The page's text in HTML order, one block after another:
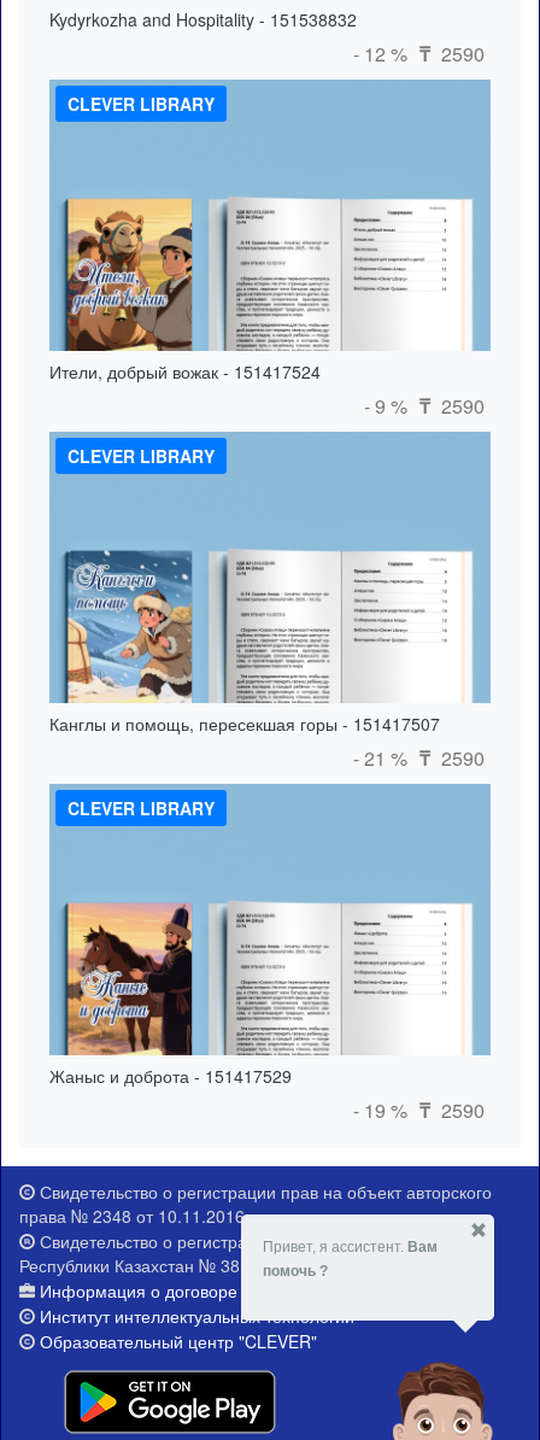
Kydyrkozha and Hospitality - 151538832
- 12 % ₸ 2590
CLEVER LIBRARY
Ители, добрый вожак - 151417524
- 9 % ₸ 2590
CLEVER LIBRARY
Канглы и помощь, пересекшая горы - 151417507
- 21 % ₸ 2590
CLEVER LIBRARY
Жаныс и доброта - 151417529
- 19 % ₸ 2590
Свидетельство о регистрации прав на объект авторского
права № 2348 от 10.11.2016 г.
Свидетельство о регистрации Министерства юстиции
Республики Казахстан № 381-Е от 21.02.2015 г.
Информация о договоре публичной оферты
Институт интеллектуальных технологий
Образовательный центр "CLEVER"
Привет, я ассистент. Вам
помочь ?